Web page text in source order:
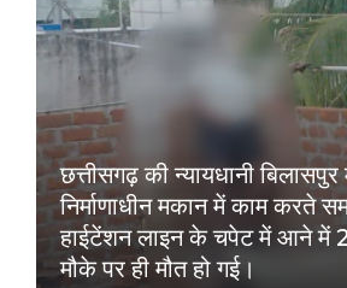
छत्तीसगढ़ की न्यायधानी
निर्माणाधीन मकान में काम करते
हाईटेंशन लाइन के चपेट में आने में
मौके पर ही मौत हो गई।